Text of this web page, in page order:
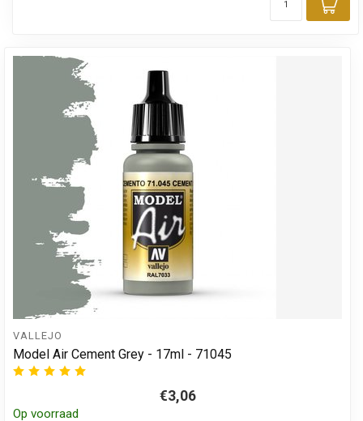
VALLEJO
Model Air Cement Grey - 17ml - 71045
€3,06
Op voorraad